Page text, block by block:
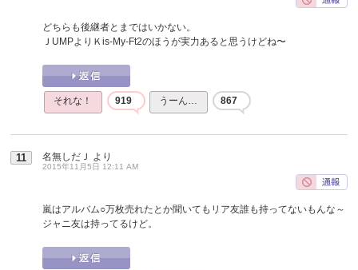
どちらも後継者とまではいかない。
ＪUMPよりＫis-My-Ft2のほうが実力あると思うけどね〜
それな！ 919 うーん… 867
11 名無しだＪ より
2015年11月5日 12:11 AM
嵐はアルバム○万枚売れたとか聞いてもリア友誰も持ってないもんな～
ジャニ友は持ってるけど。